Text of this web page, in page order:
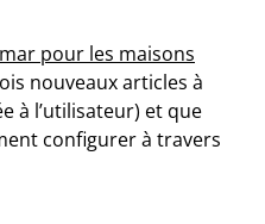
pour les maisons
nouveaux articles à
à l’utilisateur) et que
configurer à travers